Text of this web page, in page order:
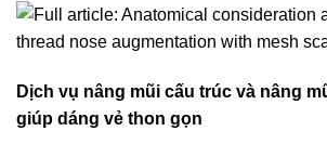
Dịch vụ nâng mũi cấu trúc và nâng
giúp dáng vẻ thon gọn